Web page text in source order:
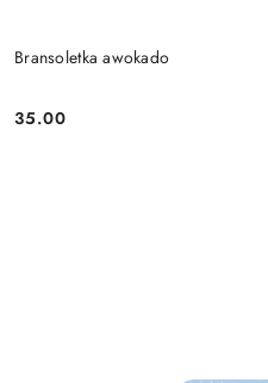
Bransoletka awokado
Cena:
35.00